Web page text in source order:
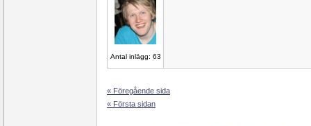
Antal inlägg: 63
« Föregående sida
« Första sidan